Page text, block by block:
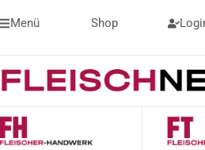
Menü Shop